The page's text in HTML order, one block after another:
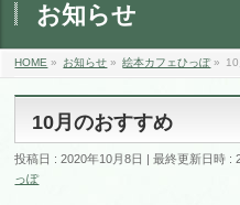
お知らせ
HOME » お知らせ » 絵本カフェひっぽ»
10月のおすすめ
投稿日 : 2020年10月8日 最終更新日時 :
っぽ